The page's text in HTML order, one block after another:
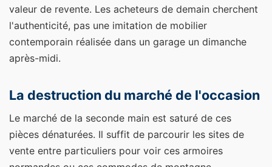
valeur de revente. Les acheteurs de demain cherchent
l'authenticité, pas une imitation de mobilier
contemporain réalisée dans un garage un dimanche
après-midi.
La destruction du marché de l'occasion
Le marché de la seconde main est saturé de ces
pièces dénaturées. Il suffit de parcourir les sites de
vente entre particuliers pour voir ces armoires